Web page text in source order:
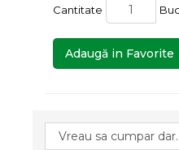
Cantitate Buc
Adaugă in Favorite